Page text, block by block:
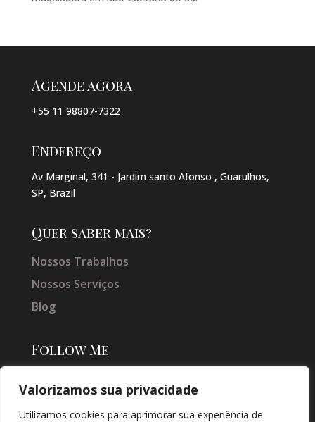
Valorizamos sua privacidade
Utilizamos cookies para aprimorar sua experiência de
Agende agora
+55 11 98807-7322
Endereço
Av Marginal, 341 - Jardim santo Afonso , Guarulhos,
SP, Brazil
Quer saber mais?
Nossos Trabalhos
Nossos Serviços
Blog
Follow Me